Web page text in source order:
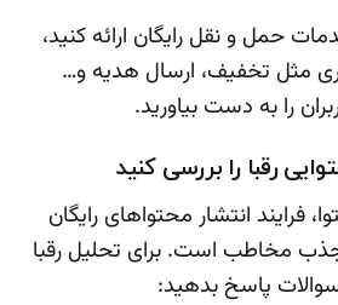
حمل و نقل رایگان ارائه کنید،
مثل تخفیف، ارسال هدیه و…
را به دست بیاورید.
فرایند انتشار محتواهای رایگان
مخاطب است. برای تحلیل رقبا
سوالات پاسخ بدهید: